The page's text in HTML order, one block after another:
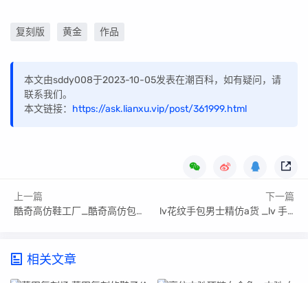
复刻版 黄金 作品
本文由sddy008于2023-10-05发表在潮百科，如有疑问，请
联系我们。
本文链接： https://ask.lianxu.vip/post/361999.html
上一篇
酷奇高仿鞋工厂_酷奇高仿包包多少钱
下一篇
lv花纹手包男士精仿a货 _lv 手包 男
相关文章